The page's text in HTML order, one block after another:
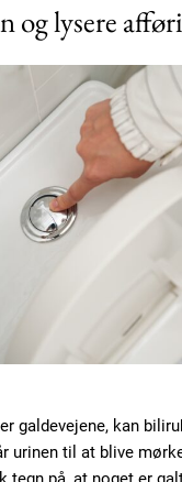
dolor
full access
lobortis sit
tortor
condimentum
og lysere
galdevejene, kan
urinen til at blive